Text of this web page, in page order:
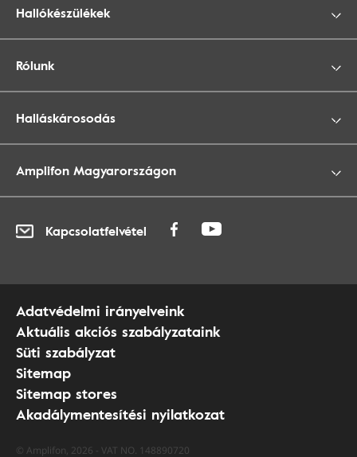
Hallókészülékek
Rólunk
Halláskárosodás
Amplifon Magyarországon
Kapcsolatfelvétel
Adatvédelmi irányelveink
Aktuális akciós szabályzataink
Süti szabályzat
Sitemap
Sitemap stores
Akadálymentesítési nyilatkozat
© Amplifon, 2026 - VAT NO. 148890720